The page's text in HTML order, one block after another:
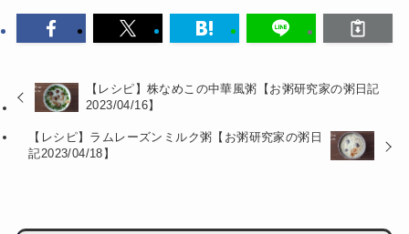
【レシピ】株なめこの中華風粥【お粥研究家の粥日記
2023/04/16】
【レシピ】ラムレーズンミルク粥【お粥研究家の粥日
記2023/04/18】